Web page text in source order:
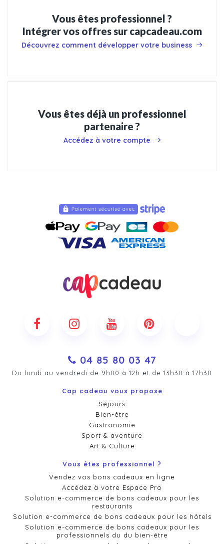
Vous êtes professionnel ?
Intégrer vos offres sur capcadeau.com
Découvrez comment développer votre business
Vous êtes déjà un professionnel
partenaire ?
Accédez à votre compte
04 85 80 03 47
Du lundi au vendredi de 9h00 à 12h et de 13h30 à 17h30
Cap cadeau vous propose
Séjours
Bien-être
Gastronomie
Sport & aventure
Art & Culture
Vous êtes professionnel ?
Vendez vos bons cadeaux en ligne
Accédez à votre Espace Pro
Solution e-commerce de bons cadeaux pour les
restaurants
Solution e-commerce de bons cadeaux pour les hôtels
Solution e-commerce de bons cadeaux pour les
professionnels du du bien-être